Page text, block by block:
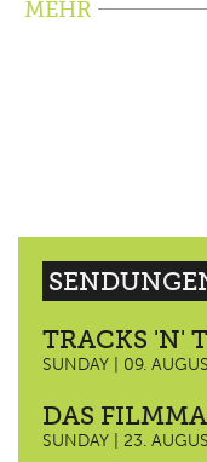
MEHR
TRACKS 'N'
SUNDAY | 09.
DAS
SUNDAY | 23.